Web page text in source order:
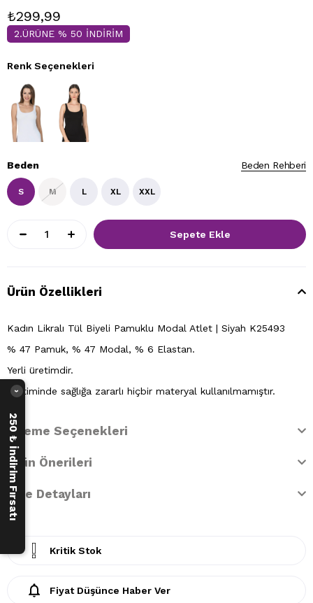
₺299,99
2.ÜRÜNE % 50 İNDİRİM
Renk Seçenekleri
Beden Rehberi
Beden
S M L XL XXL
Ürün Özellikleri
Kadın Likralı Tül Biyeli Pamuklu Modal Atlet | Siyah K25493
% 47 Pamuk, % 47 Modal, % 6 Elastan.
Yerli üretimdir.
Üretiminde sağlığa zararlı hiçbir materyal kullanılmamıştır.
Ödeme Seçenekleri
Ürün Önerileri
İade Detayları
Kritik Stok
Fiyat Düşünce Haber Ver
250 ₺ İndirim Fırsatı
›